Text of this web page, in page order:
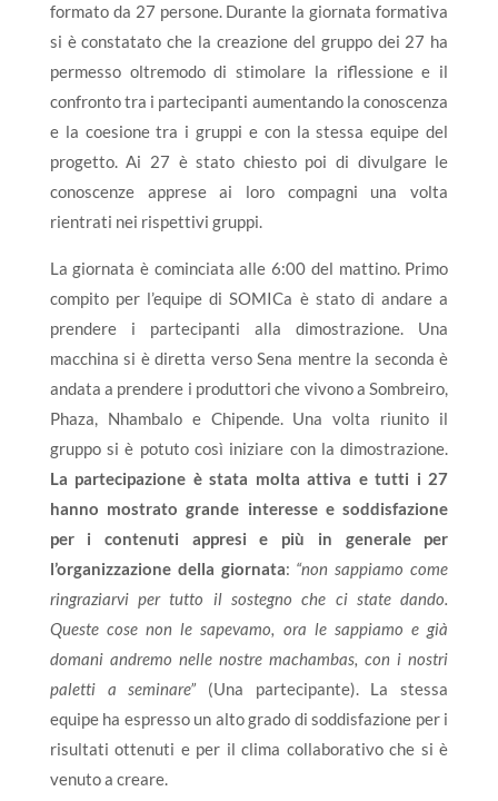
formato da 27 persone. Durante la giornata formativa
si è constatato che la creazione del gruppo dei 27 ha
permesso oltremodo di stimolare la riflessione e il
confronto tra i partecipanti aumentando la conoscenza
e la coesione tra i gruppi e con la stessa equipe del
progetto. Ai 27 è stato chiesto poi di divulgare le
conoscenze apprese ai loro compagni una volta
rientrati nei rispettivi gruppi.
La giornata è cominciata alle 6:00 del mattino. Primo
compito per l’equipe di SOMICa è stato di andare a
prendere i partecipanti alla dimostrazione. Una
macchina si è diretta verso Sena mentre la seconda è
andata a prendere i produttori che vivono a Sombreiro,
Phaza, Nhambalo e Chipende. Una volta riunito il
gruppo si è potuto così iniziare con la dimostrazione.
La partecipazione è stata molta attiva e tutti i 27
hanno mostrato grande interesse e soddisfazione
per i contenuti appresi e più in generale per
l’organizzazione della giornata: “non sappiamo come
ringraziarvi per tutto il sostegno che ci state dando.
Queste cose non le sapevamo, ora le sappiamo e già
domani andremo nelle nostre machambas, con i nostri
paletti a seminare” (Una partecipante). La stessa
equipe ha espresso un alto grado di soddisfazione per i
risultati ottenuti e per il clima collaborativo che si è
venuto a creare.